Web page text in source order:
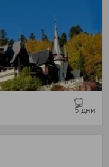
5 дни